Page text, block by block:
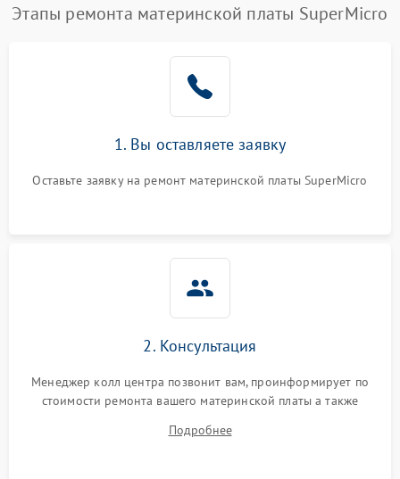
Этапы ремонта материнской платы SuperMicro
1. Вы оставляете заявку
Оставьте заявку на ремонт материнской платы SuperMicro
2. Консультация
Менеджер колл центра позвонит вам, проинформирует по
стоимости ремонта вашего материнской платы а также
Подробнее